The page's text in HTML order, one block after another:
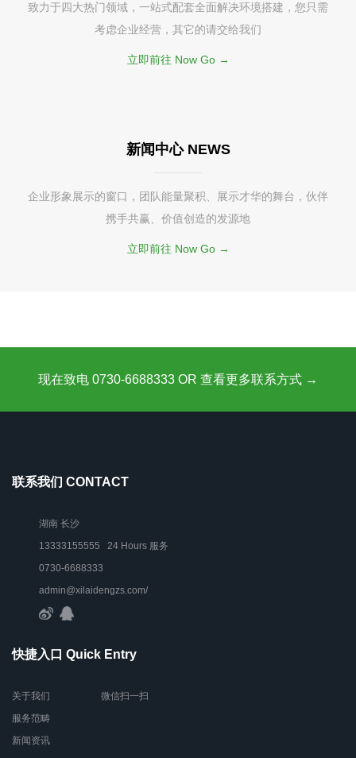
致力于四大热门领域，一站式配套全面解决环境搭建，您只需
考虑企业经营，其它的请交给我们
立即前往 Now Go →
新闻中心 NEWS
企业形象展示的窗口，团队能量聚积、展示才华的舞台，伙伴
携手共赢、价值创造的发源地
立即前往 Now Go →
现在致电 0730-6688333 OR 查看更多联系方式 →
联系我们 CONTACT
湖南 长沙
13333155555 24 Hours 服务
0730-6688333
admin@xilaidengzs.com/
快捷入口 Quick Entry
关于我们
服务范畴
新闻资讯
微信扫一扫